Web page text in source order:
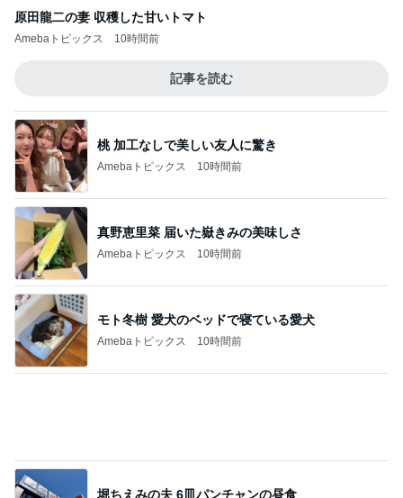
Amebaトピックス 10時間前
真野恵里菜 届いた嶽きみの美味しさ
Amebaトピックス 10時間前
モト冬樹 愛犬のベッドで寝ている愛犬
Amebaトピックス 10時間前